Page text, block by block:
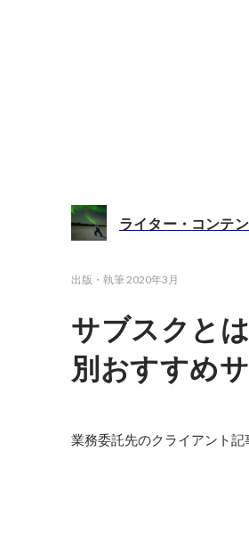
ライター・コンテ
出版・執筆 2020年3月
サブスクと
別おすすめ
業務委託先のクライアント記